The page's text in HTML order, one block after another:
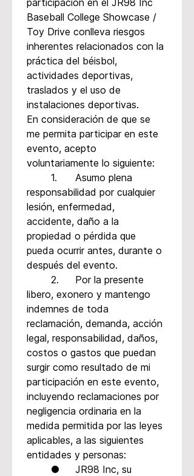
Baseball College Showcase /
Toy Drive conlleva riesgos
inherentes relacionados con la
práctica del béisbol,
actividades deportivas,
traslados y el uso de
instalaciones deportivas.
En consideración de que se
me permita participar en este
evento, acepto
voluntariamente lo siguiente:
	1.	Asumo plena
responsabilidad por cualquier
lesión, enfermedad,
accidente, daño a la
propiedad o pérdida que
pueda ocurrir antes, durante o
después del evento.
	2.	Por la presente
libero, exonero y mantengo
indemnes de toda
reclamación, demanda, acción
legal, responsabilidad, daños,
costos o gastos que puedan
surgir como resultado de mi
participación en este evento,
incluyendo reclamaciones por
negligencia ordinaria en la
medida permitida por las leyes
aplicables, a las siguientes
entidades y personas:
	●	JR98 Inc, su